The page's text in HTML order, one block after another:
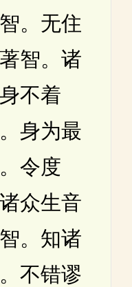
。无住
智。诸
不着
身为最
令度
众生音
。知诸
不错谬